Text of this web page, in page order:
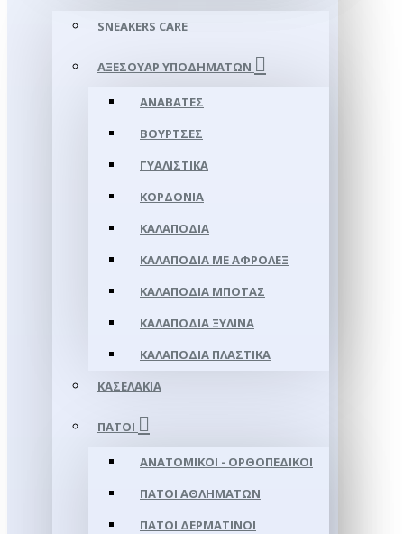
SNEAKERS CARE
ΑΞΕΣΟΥΑΡ ΥΠΟΔΗΜΆΤΩΝ
ΑΝΑΒΆΤΕΣ
ΒΟΎΡΤΣΕΣ
ΓΥΑΛΙΣΤΙΚΆ
ΚΟΡΔΌΝΙΑ
ΚΑΛΑΠΌΔΙΑ
ΚΑΛΑΠΌΔΙΑ ΜΕ ΑΦΡΟΛΕΞ
ΚΑΛΑΠΌΔΙΑ ΜΠΌΤΑΣ
ΚΑΛΑΠΌΔΙΑ ΞΎΛΙΝΑ
ΚΑΛΑΠΌΔΙΑ ΠΛΑΣΤΙΚΆ
ΚΑΣΕΛΆΚΙΑ
ΠΆΤΟΙ
ΑΝΑΤΟΜΙΚΟΊ - ΟΡΘΟΠΕΔΙΚΟΊ
ΠΆΤΟΙ ΑΘΛΗΜΆΤΩΝ
ΠΆΤΟΙ ΔΕΡΜΆΤΙΝΟΙ